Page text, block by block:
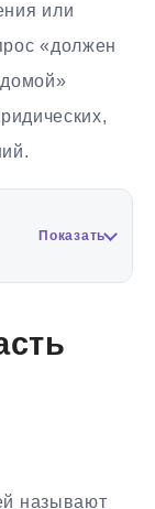
или
«должен
Показать
называют